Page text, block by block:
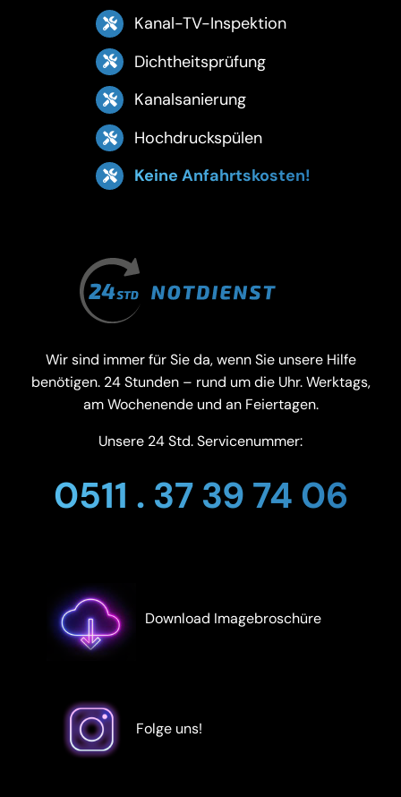
Kanal-TV-Inspektion
Dichtheitsprüfung
Kanalsanierung
Hochdruckspülen
Keine Anfahrtskosten!
Wir sind immer für Sie da, wenn Sie unsere Hilfe
benötigen. 24 Stunden – rund um die Uhr. Werktags,
am Wochenende und an Feiertagen.
Unsere 24 Std. Servicenummer:
0511 . 37 39 74 06
Download Imagebroschüre
Folge uns!